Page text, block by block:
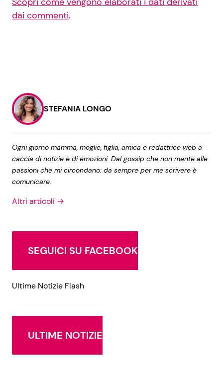
dai commenti.
STEFANIA LONGO
Ogni giorno mamma, moglie, figlia, amica e redattrice web a
caccia di notizie e di emozioni. Dal gossip che non mente alle
passioni che mi circondano: da sempre per me scrivere è
comunicare.
Altri articoli →
SEGUICI SU FACEBOOK
Ultime Notizie Flash
ULTIME NOTIZIE